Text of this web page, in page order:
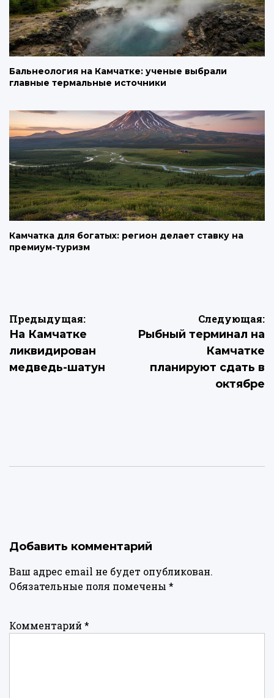
Бальнеология на Камчатке: ученые выбрали
главные термальные источники
Камчатка для богатых: регион делает ставку на
премиум-туризм
Навигация
по
записям
Предыдущая:
На Камчатке
ликвидирован
медведь-шатун
Следующая:
Рыбный терминал на
Камчатке
планируют сдать в
октябре
Добавить комментарий
Ваш адрес email не будет опубликован.
Обязательные поля помечены *
Комментарий *